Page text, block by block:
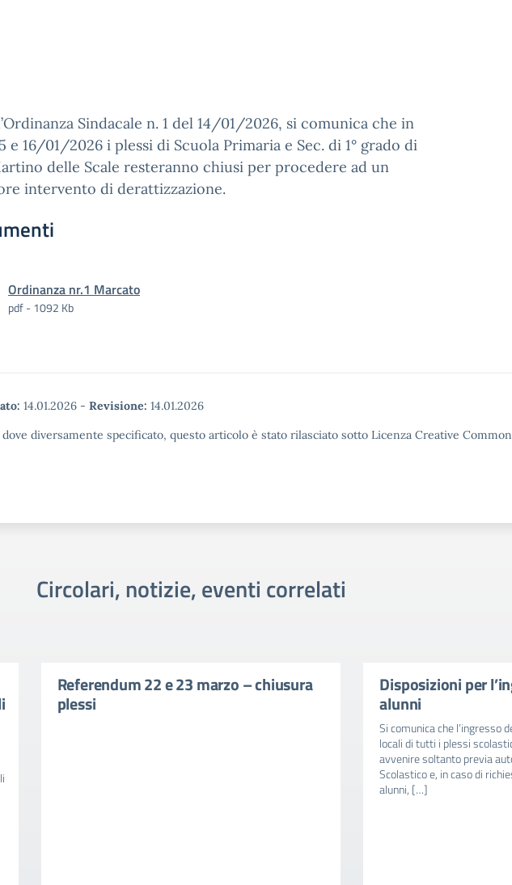
Sindacale n. 1 del 14/01/2026, si comunica che in
e 16/01/2026 i plessi di Scuola Primaria e Sec. di 1° grado di
delle Scale resteranno chiusi per procedere ad un
intervento di derattizzazione.
Ordinanza nr.1 Marcato
pdf - 1092 Kb
14.01.2026 - Revisione: 14.01.2026
diversamente specificato, questo articolo è stato rilasciato sotto Licenza Creative
Circolari, notizie, eventi correlati
Referendum 22 e 23 marzo – chiusura
plessi
Disposizioni per
alunni
Si comunica che l’ingresso
locali di tutti i plessi
avvenire soltanto previa
Scolastico e, in caso di
alunni, […]